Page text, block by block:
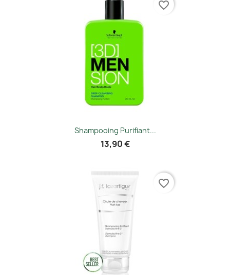
Shampooing Purifiant...
13,90 €
favorite_border
favorite_border